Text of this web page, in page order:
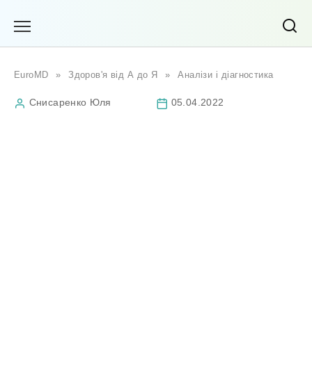
EuroMD » Здоров'я від А до Я » Аналізи і діагностика
Снисаренко Юля 05.04.2022